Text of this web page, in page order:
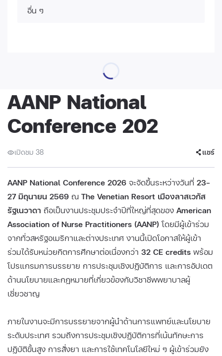
อื่น ๆ
AANP National
Conference 202
เปิดชม 38 แชร์
AANP National Conference 2026 จะจัดขึ้นระหว่างวันที่ 23–
27 มิถุนายน 2569 ณ The Venetian Resort เมืองลาสเวกัส
รัฐเนวาดา ถือเป็นงานประชุมประจำปีที่ใหญ่ที่สุดของ American
Association of Nurse Practitioners (AANP) โดยมีผู้เข้าร่วม
จากทั่วสหรัฐอเมริกาและต่างประเทศ งานนี้เปิดโอกาสให้ผู้เข้า
ร่วมได้รับหน่วยกิตการศึกษาต่อเนื่องกว่า 32 CE credits พร้อม
โปรแกรมการบรรยาย การประชุมเชิงปฏิบัติการ และการอัปเดต
ด้านนโยบายและกฎหมายที่เกี่ยวข้องกับวิชาชีพพยาบาลผู้
เชี่ยวชาญ
ภายในงานจะมีการบรรยายจากผู้นำด้านการแพทย์และนโยบาย
ระดับประเทศ รวมถึงการประชุมเชิงปฏิบัติการที่เน้นทักษะการ
ปฏิบัติขั้นสูง การสั่งยา และการใช้เทคโนโลยีใหม่ ๆ ผู้เข้าร่วมยัง